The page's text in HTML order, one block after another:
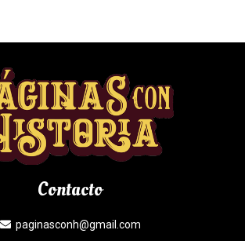
Contacto
paginasconh@gmail.com